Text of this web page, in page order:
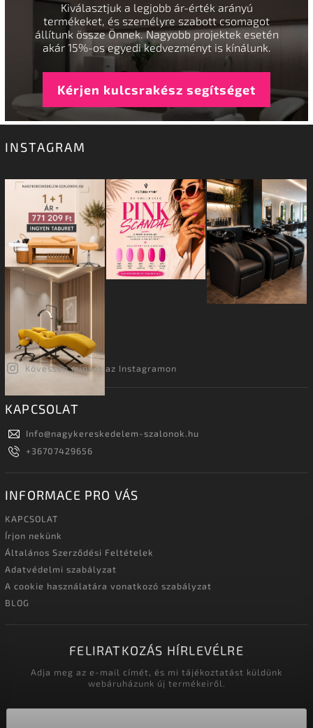
Kiválasztjuk a legjobb ár-érték arányú
termékeket, és személyre szabott csomagot
állítunk össze Önnek. Nagyobb projektek esetén
akár 15%-os egyedi kedvezményt is kínálunk.
Kérjen kulcsrakész segítséget
INSTAGRAM
Kövessen minket az Instagramon
KAPCSOLAT
Info@nagykereskedelem-szalonok.hu
+36707429656
INFORMACE PRO VÁS
KAPCSOLAT
Írjon nekünk
Általános Szerződési Feltételek
Adatvédelmi szabályzat
A cookie használatára vonatkozó szabályzat
BLOG
FELIRATKOZÁS HÍRLEVÉLRE
Adja meg az e-mail címét, és mi tájékoztatást küldünk
webáruházunk új termékeiről.